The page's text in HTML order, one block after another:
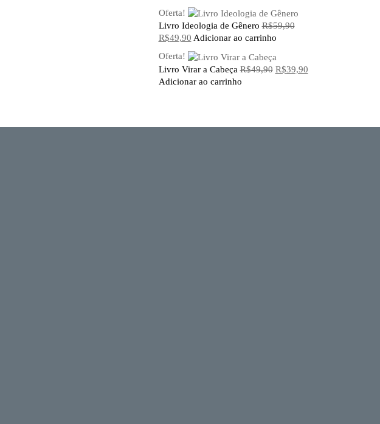
preço
original
era:
R$29,90.
atual
é:
R$9,90.
Oferta!
Livro Ideologia de Gênero R$59,90
O
original
era:
R$59,90.
R$49,90O
preço
atual
é:
R$49,90.
Adicionar ao carrinho
Oferta!
Livro Virar a Cabeça R$49,90 O
R$39,90O
Adicionar ao carrinho